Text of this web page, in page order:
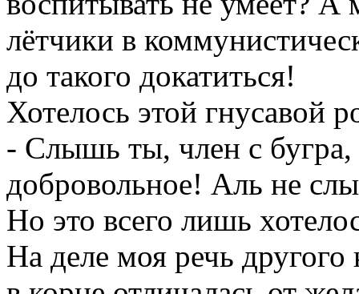
лётчики в
до такого докатиться!
Хотелось этой гнусавой
- Слышь ты, член с бугра,
добровольное! Аль не
Но это всего лишь
На деле моя речь другого